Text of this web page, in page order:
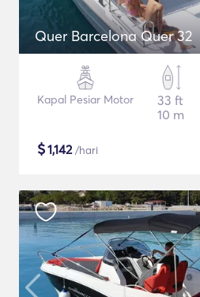
Quer Barcelona Quer 32
Kapal Pesiar Motor
33 ft
10 m
$1,142/hari